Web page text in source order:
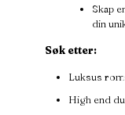
Skap
din
Søk etter:
Luksus
High end